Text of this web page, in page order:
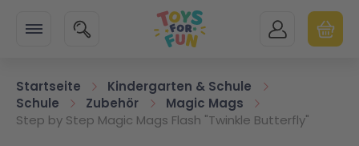
SUCHE MEIN KONTO
Startseite
Kindergarten & Schule
Schule
Zubehör
Magic Mags
Step by Step Magic Mags Flash "Twinkle Butterfly"